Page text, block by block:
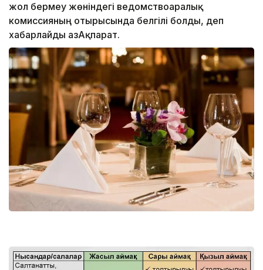
жол бермеу жөніндегі ведомствоаралық
комиссияның отырысында белгілі болды, деп
хабарлайды ҚазАқпарат.